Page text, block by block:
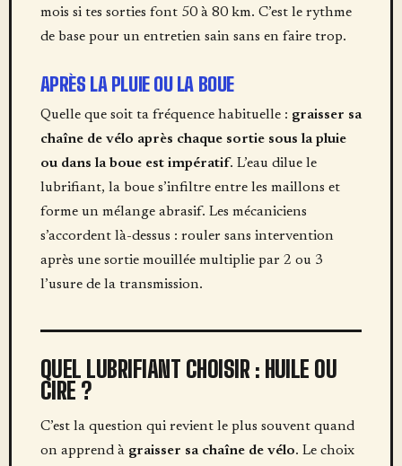
mois si tes sorties font 50 à 80 km. C’est le rythme
de base pour un entretien sain sans en faire trop.
APRÈS LA PLUIE OU LA BOUE
Quelle que soit ta fréquence habituelle : graisser sa
chaîne de vélo après chaque sortie sous la pluie
ou dans la boue est impératif. L’eau dilue le
lubrifiant, la boue s’infiltre entre les maillons et
forme un mélange abrasif. Les mécaniciens
s’accordent là-dessus : rouler sans intervention
après une sortie mouillée multiplie par 2 ou 3
l’usure de la transmission.
QUEL LUBRIFIANT CHOISIR : HUILE OU
CIRE ?
C’est la question qui revient le plus souvent quand
on apprend à graisser sa chaîne de vélo. Le choix